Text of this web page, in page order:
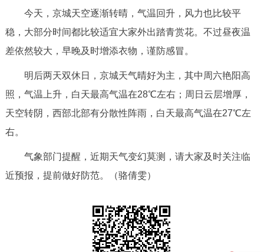
多语种
ENGLISH 한국어 日本語
DEUTSCH FRANÇAIS РУССКИЙ ЯЗЫК
今天，京城天空逐渐转晴，气温回升，风力也比较平
稳，大部分时间都比较适宜大家外出踏青赏花。不过昼夜温
差依然较大，早晚及时增添衣物，谨防感冒。
明后两天双休日，京城天气晴好为主，其中周六艳阳高
照，气温上升，白天最高气温在28℃左右；周日云层增厚，
天空转阴，西部北部有分散性阵雨，白天最高气温在27℃左
右。
气象部门提醒，近期天气变幻莫测，请大家及时关注临
近预报，提前做好防范。（骆倩雯）